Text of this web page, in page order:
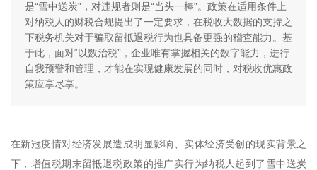
是“雪中送炭”，对违规者则是“当头一棒”。政策在适用条件上
对纳税人的财税合规提出了一定要求，在税收大数据的支持之
下税务机关对于骗取留抵退税行为也具备更强的稽查能力。基
于此，面对“以数治税”，企业唯有掌握相关的数字能力，进行
自我预警和管理，才能在实现健康发展的同时，对税收优惠政
策应享尽享。
在新冠疫情对经济发展造成明显影响、实体经济受创的现实背景之
下，增值税期末留抵退税政策的推广实行为纳税人起到了雪中送炭